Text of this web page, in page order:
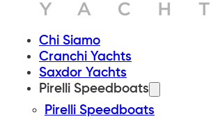
Chi Siamo
Cranchi Yachts
Saxdor Yachts
Pirelli Speedboats
Pirelli Speedboats